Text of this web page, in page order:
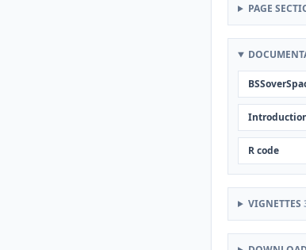
PAGE
R code
VIGNETTES